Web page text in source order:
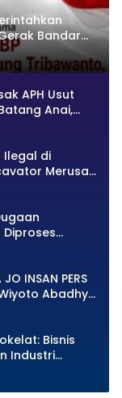
Bandar
APH Usut
Anai,
Diminta
Ilegal di
Merusak
Lolo
Etik AKBP F
INSAN PERS
Wiyoto Abadhy
Pelanggar
Bisnis
Industri